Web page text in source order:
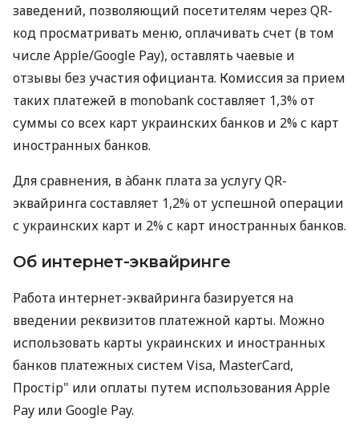
заведений, позволяющий посетителям через QR-
код просматривать меню, оплачивать счет (в том
числе Apple/Google Pay), оставлять чаевые и
отзывы без участия официанта. Комиссия за прием
таких платежей в monobank составляет 1,3% от
суммы со всех карт украинских банков и 2% с карт
иностранных банков.
Для сравнения, в àбанк плата за услугу QR-
эквайринга составляет 1,2% от успешной операции
с украинских карт и 2% с карт иностранных банков.
Об интернет-эквайринге
Работа интернет-эквайринга базируется на
введении реквизитов платежной карты. Можно
использовать карты украинских и иностранных
банков платежных систем Visa, MasterCard,
Простір" или оплаты путем использования Apple
Pay или Google Pay.